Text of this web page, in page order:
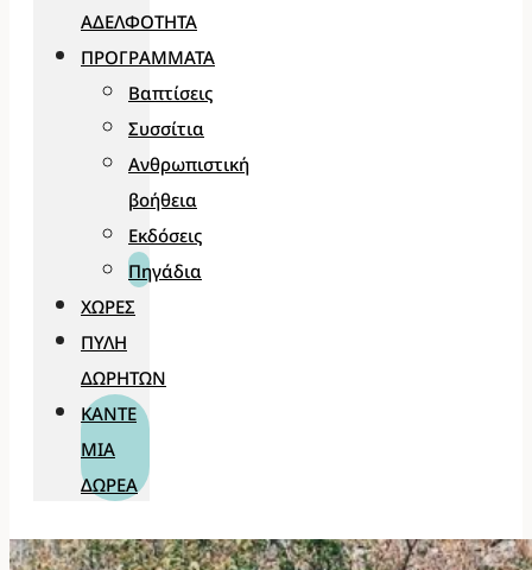
ΑΔΕΛΦΌΤΗΤΑ
ΠΡΟΓΡΆΜΜΑΤΑ
Βαπτίσεις
Συσσίτια
Ανθρωπιστική
βοήθεια
Εκδόσεις
Πηγάδια
ΧΏΡΕΣ
ΠΎΛΗ
ΔΩΡΗΤΏΝ
ΚΆΝΤΕ
ΜΊΑ
ΔΩΡΕΆ